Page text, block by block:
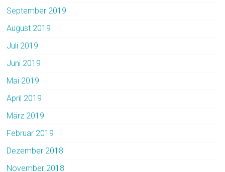
September 2019
August 2019
Juli 2019
Juni 2019
Mai 2019
April 2019
März 2019
Februar 2019
Dezember 2018
November 2018